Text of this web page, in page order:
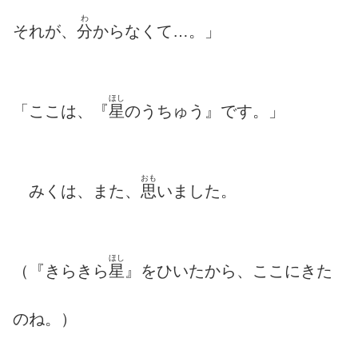
それが、 分
わ
からなくて…。」
「ここは、『星
ほし
のうちゅう』です。」
みくは、また、 思
おも
いました。
（『きらきら星
ほし
』をひいたから、ここにきた
のね。）